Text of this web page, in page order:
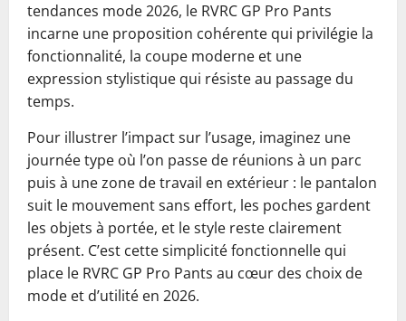
tendances mode 2026, le RVRC GP Pro Pants
incarne une proposition cohérente qui privilégie la
fonctionnalité, la coupe moderne et une
expression stylistique qui résiste au passage du
temps.
Pour illustrer l’impact sur l’usage, imaginez une
journée type où l’on passe de réunions à un parc
puis à une zone de travail en extérieur : le pantalon
suit le mouvement sans effort, les poches gardent
les objets à portée, et le style reste clairement
présent. C’est cette simplicité fonctionnelle qui
place le RVRC GP Pro Pants au cœur des choix de
mode et d’utilité en 2026.